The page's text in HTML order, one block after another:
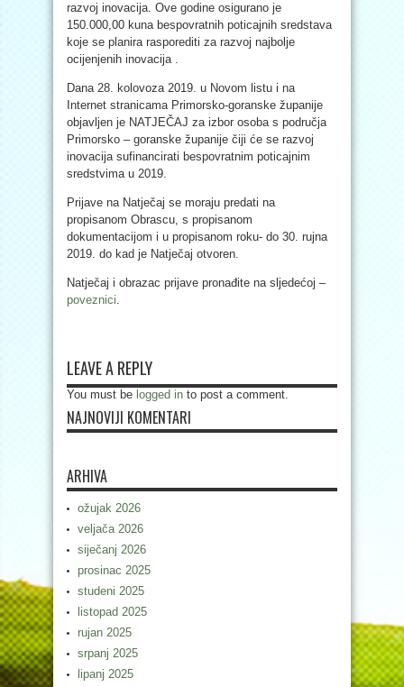
razvoj inovacija. Ove godine osigurano je
150.000,00 kuna bespovratnih poticajnih sredstava
koje se planira rasporediti za razvoj najbolje
ocijenjenih inovacija .
Dana 28. kolovoza 2019. u Novom listu i na
Internet stranicama Primorsko-goranske županije
objavljen je NATJEČAJ za izbor osoba s područja
Primorsko – goranske županije čiji će se razvoj
inovacija sufinancirati bespovratnim poticajnim
sredstvima u 2019.
Prijave na Natječaj se moraju predati na
propisanom Obrascu, s propisanom
dokumentacijom i u propisanom roku- do 30. rujna
2019. do kad je Natječaj otvoren.
Natječaj i obrazac prijave pronađite na sljedećoj –
poveznici.
LEAVE A REPLY
You must be logged in to post a comment.
NAJNOVIJI KOMENTARI
ARHIVA
ožujak 2026
veljača 2026
siječanj 2026
prosinac 2025
studeni 2025
listopad 2025
rujan 2025
srpanj 2025
lipanj 2025